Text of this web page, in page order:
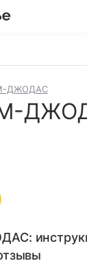
ДЖОДАС
: